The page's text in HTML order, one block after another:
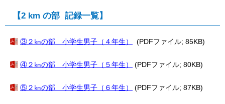
【2 km の部 記録一覧】
③２㎞の部 小学生男子（４年生） (PDFファイル; 85KB)
④２㎞の部 小学生男子（５年生） (PDFファイル; 80KB)
⑤２㎞の部 小学生男子（６年生） (PDFファイル; 87KB)